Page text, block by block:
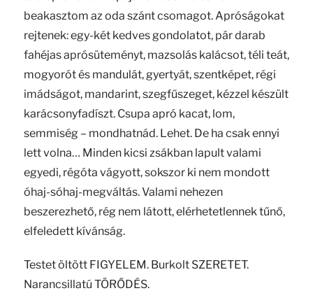
beakasztom az oda szánt csomagot. Apróságokat
rejtenek: egy-két kedves gondolatot, pár darab
fahéjas aprósüteményt, mazsolás kalácsot, téli teát,
mogyorót és mandulát, gyertyát, szentképet, régi
imádságot, mandarint, szegfűszeget, kézzel készült
karácsonyfadíszt. Csupa apró kacat, lom,
semmiség – mondhatnád. Lehet. De ha csak ennyi
lett volna… Minden kicsi zsákban lapult valami
egyedi, régóta vágyott, sokszor ki nem mondott
óhaj-sóhaj-megváltás. Valami nehezen
beszerezhető, rég nem látott, elérhetetlennek tűnő,
elfeledett kívánság.
Testet öltött FIGYELEM. Burkolt SZERETET.
Narancsillatú TÖRŐDÉS.